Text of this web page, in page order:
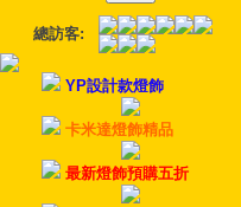
總訪客:
YP設計款燈飾
卡米達燈飾精品
最新燈飾預購五折